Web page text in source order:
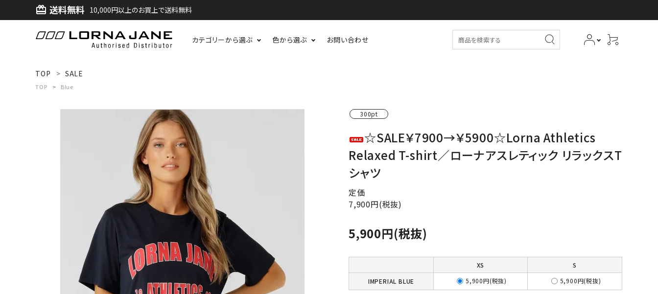
card_giftcard 送料無料 10,000円以上のお買上で送料無料
カテゴリーから選ぶ 色から選ぶ お問い合わせ
ACCOUNT MENU
ようこそ ゲスト 様
新規会員登録
TOP SALE
TOP Blue
300pt
☆SALE￥7900→￥5900☆Lorna Athletics
Relaxed T-shirt／ローナアスレティック リラックスT
シャツ
定価
7,900円(税抜)
5,900円(税抜)
XS
S
IMPERIAL BLUE
5,900円(税抜) 5,900円(税抜)